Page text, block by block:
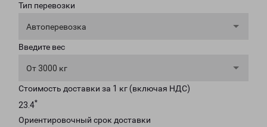
Тип перевозки
Автоперевозка
Введите вес
От 3000 кг
Стоимость доставки за 1 кг (включая НДС)
23.4*
Ориентировочный срок доставки